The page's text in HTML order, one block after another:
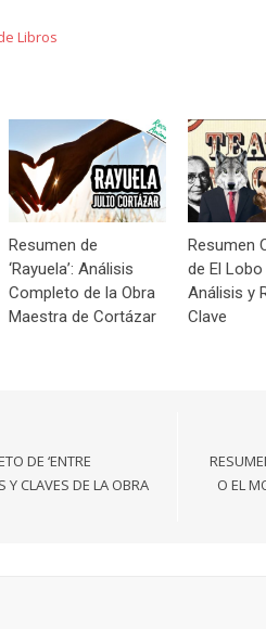
Libros
Resumen de
‘Rayuela’: Análisis
Completo de la Obra
Maestra de Cortázar
Resumen
de El
Análisis y
Clave
DE ‘ENTRE
Y CLAVES DE LA OBRA
O EL